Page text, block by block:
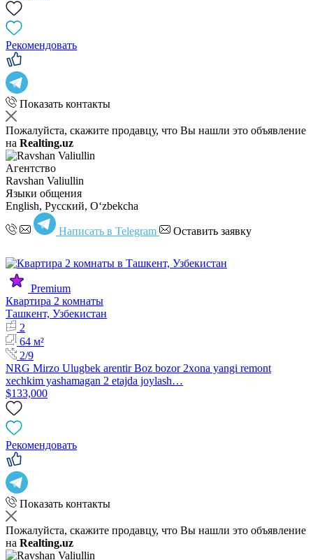
Рекомендовать
Показать контакты
Пожалуйста, скажите продавцу, что Вы нашли это объявление
на Realting.uz
Агентство
Ravshan Valiullin
Языки общения
English, Русский, Oʻzbekcha
Написать в Telegram Оставить заявку
Premium
Квартира 2 комнаты
Ташкент, Узбекистан
2
64 м²
2/9
NRG Mirzo Ulugbek arentir Boz bozor 2xona yangi remont
xechkim yashamagan 2 etajda joylash…
$133,000
Рекомендовать
Показать контакты
Пожалуйста, скажите продавцу, что Вы нашли это объявление
на Realting.uz